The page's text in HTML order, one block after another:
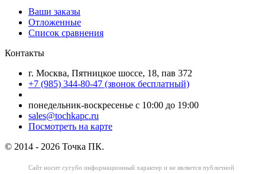
Ваши заказы
Отложенные
Список сравнения
Контакты
г. Москва, Пятницкое шоссе, 18, пав 372
+7 (985) 344-80-47 (звонок бесплатный)
понедельник-воскресенье с 10:00 до 19:00
sales@tochkapc.ru
Посмотреть на карте
© 2014 - 2026 Точка ПК.
Сайт носит сугубо информационный характер и не является публичной